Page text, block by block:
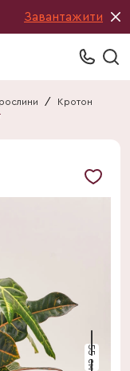
Завантажити
/
Кротон
55 см